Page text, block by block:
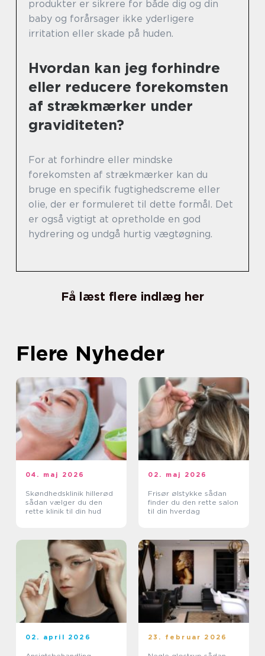
produkter er sikrere for både dig og din
baby og forårsager ikke yderligere
irritation eller skade på huden.
Hvordan kan jeg forhindre
eller reducere forekomsten
af strækmærker under
graviditeten?
For at forhindre eller mindske
forekomsten af strækmærker kan du
bruge en specifik fugtighedscreme eller
olie, der er formuleret til dette formål. Det
er også vigtigt at opretholde en god
hydrering og undgå hurtig vægtøgning.
Få læst flere indlæg her
Flere Nyheder
04. maj 2026
Skøndhedsklinik hillerød
sådan vælger du den
rette klinik til din hud
02. maj 2026
Frisør ølstykke sådan
finder du den rette salon
til din hverdag
02. april 2026 23. februar 2026